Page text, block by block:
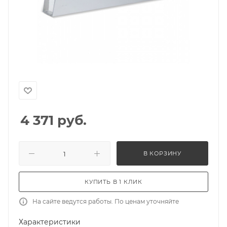
4 371 руб.
В КОРЗИНУ
КУПИТЬ В 1 КЛИК
На сайте ведутся работы. По ценам уточняйте
Характеристики